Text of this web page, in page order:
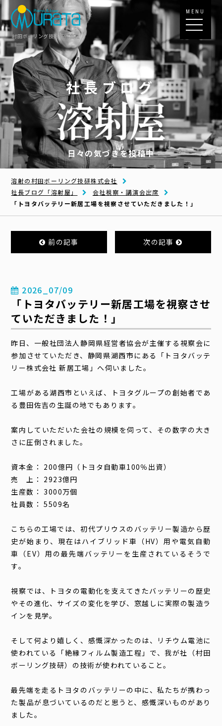
村田ボーリング技研株式会社
MENU
社長ブログ
日々の気づきを投稿中
溶射の村田ボーリング技研株式会社
社長ブログ「溶射屋」
会社視察・講演会出席
「トヨタバッテリー新居工場を視察させていただきました！」
前の記事 次の記事
2026_07/09
「トヨタバッテリー新居工場を視察させ
ていただきました！」
昨日、一般社団法人静岡県経営者協会が主催する視察会に
参加させていただき、静岡県湖西市にある「トヨタバッテ
リー株式会社 新居工場」へ伺いました。
工場がある湖西市といえば、トヨタグループの創始者であ
る豊田佐吉の生誕の地でもあります。
案内していただいた会社の規模を伺って、その数字の大き
さに圧倒されました。
資本金： 200億円（トヨタ自動車100％出資）
売 上： 2923億円
生産数： 3000万個
社員数： 5509名
こちらの工場では、初代プリウスのバッテリー製造から歴
史が始まり、現在はハイブリッド車（HV）用や電気自動
車（EV）用の最先端バッテリーを生産されているそうで
す。
視察では、トヨタの電動化を支えてきたバッテリーの歴史
やその進化、サイズの変化を学び、窓越しに実際の製造ラ
インを見学。
そして何より嬉しく、感慨深かったのは、リチウム電池に
使われている「絶縁フィルム製造工程」で、我が社（村田
ボーリング技研）の技術が使われていること。
最先端を走るトヨタのバッテリーの中に、私たちが携わっ
た製品が息づいているのだと思うと、感慨深いものがあり
ました。